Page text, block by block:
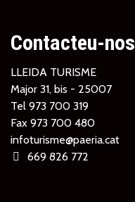
Contacteu-nos
LLEIDA TURISME
Major 31, bis - 25007
Tel 973 700 319
Fax 973 700 480
infoturisme@paeria.cat
669 826 772